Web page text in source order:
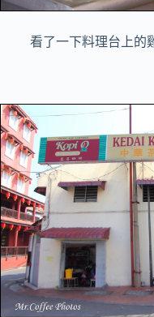
看了一下料理台上的